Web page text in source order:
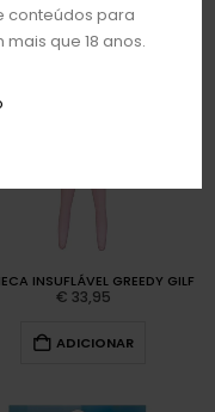
conteúdos para
que 18 anos.
INSUFLÁVEL GREEDY GILF
€ 33,95
ADICIONAR